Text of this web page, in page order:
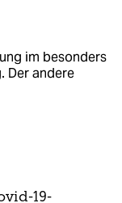
im besonders
Der andere
19-